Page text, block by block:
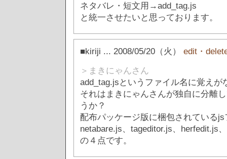
ネタバレ・短文用→add_tag.js
と統一させたいと思っております。
■kiriji ... 2008/05/20（火） edit・
＞まきにゃんさん
add_tag.jsというファイル名に覚え
それはまきにゃんさんが独自に分離
うか？
配布パッケージ版に梱包されているjs
netabare.js、tageditor.js、herfedit.js
の４点です。